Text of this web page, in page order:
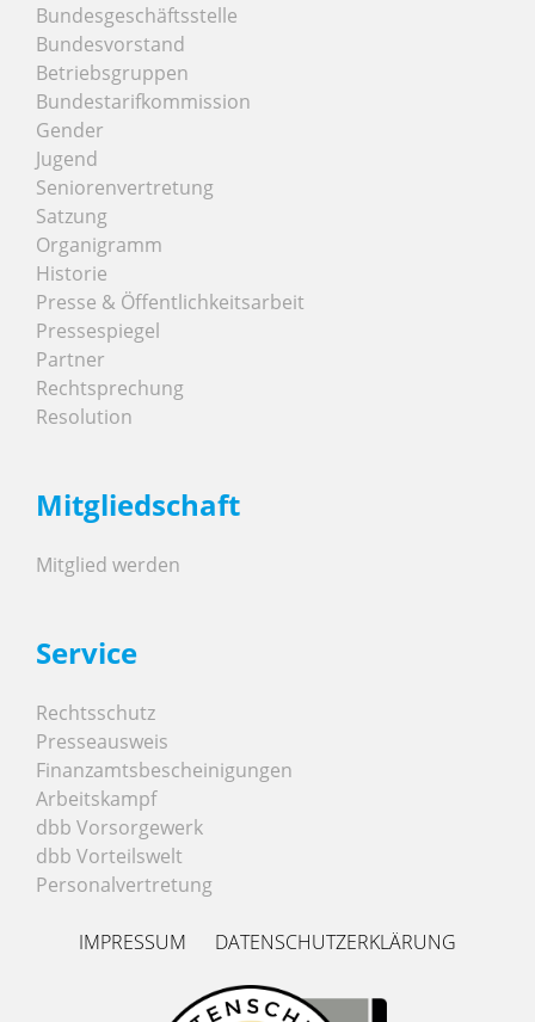
Bundesgeschäftsstelle
Bundesvorstand
Betriebsgruppen
Bundestarifkommission
Gender
Jugend
Seniorenvertretung
Satzung
Organigramm
Historie
Presse & Öffentlichkeitsarbeit
Pressespiegel
Partner
Rechtsprechung
Resolution
Mitgliedschaft
Mitglied werden
Service
Rechtsschutz
Presseausweis
Finanzamtsbescheinigungen
Arbeitskampf
dbb Vorsorgewerk
dbb Vorteilswelt
Personalvertretung
IMPRESSUM DATENSCHUTZERKLÄRUNG